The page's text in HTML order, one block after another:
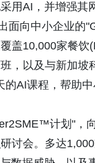
用AI，并增强其
面向中小企业的
盖10,000家餐
，以及与新加
的AI课程，帮助
计划"，
讨会。多达